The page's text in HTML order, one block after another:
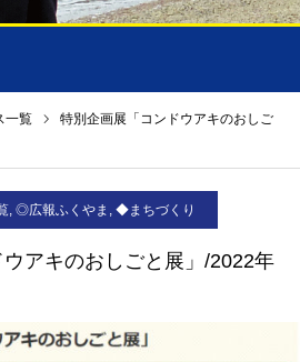
一覧
特別企画展「コンドウアキのおしご
, ◎広報ふくやま , ◆まちづくり
アキのおしごと展」/2022年